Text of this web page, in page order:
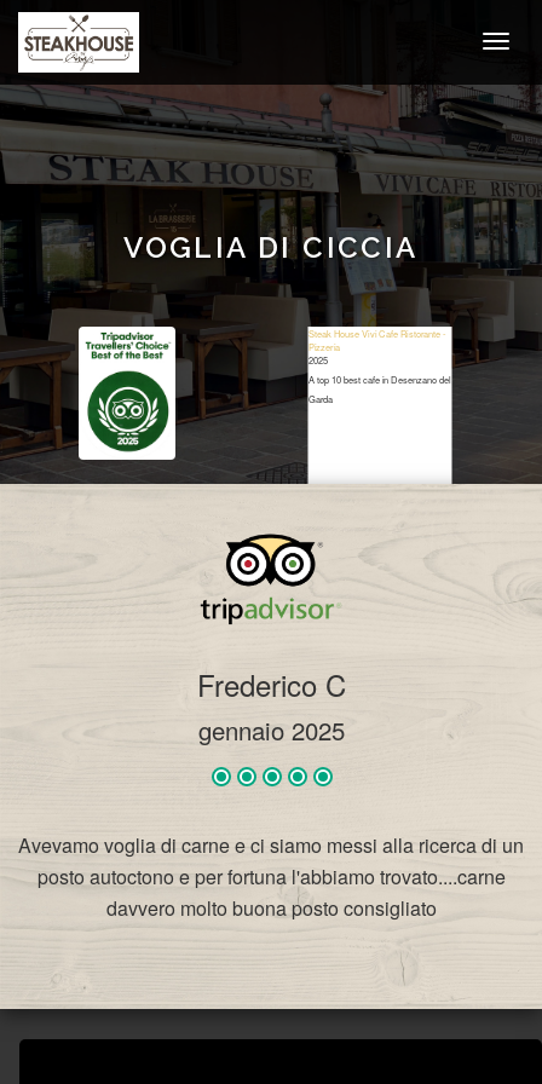
VOGLIA DI CICCIA
Steak House Vivi Cafe Ristorante -
Pizzeria
2025
A top 10 best cafe in Desenzano del
Garda
Restaurant Guru
Frederico C
gennaio 2025
Avevamo voglia di carne e ci siamo messi alla ricerca di un
posto autoctono e per fortuna l'abbiamo trovato....carne
davvero molto buona posto consigliato